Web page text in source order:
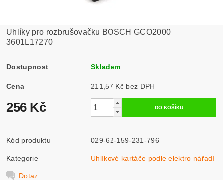
Uhlíky pro rozbrušovačku BOSCH GCO2000
3601L17270
Dostupnost Skladem
Cena 211,57 Kč bez DPH
256 Kč
Kód produktu 029-62-159-231-796
Kategorie Uhlíkové kartáče podle elektro nářadí
Dotaz